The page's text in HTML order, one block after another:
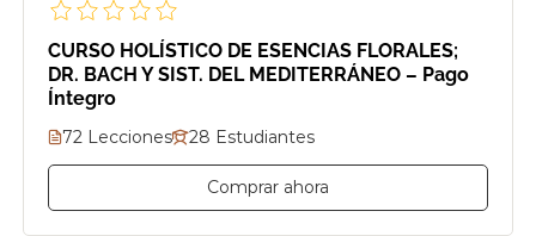
CURSO HOLÍSTICO DE ESENCIAS FLORALES;
DR. BACH Y SIST. DEL MEDITERRÁNEO – Pago
Íntegro
72 Lecciones 28 Estudiantes
Comprar ahora